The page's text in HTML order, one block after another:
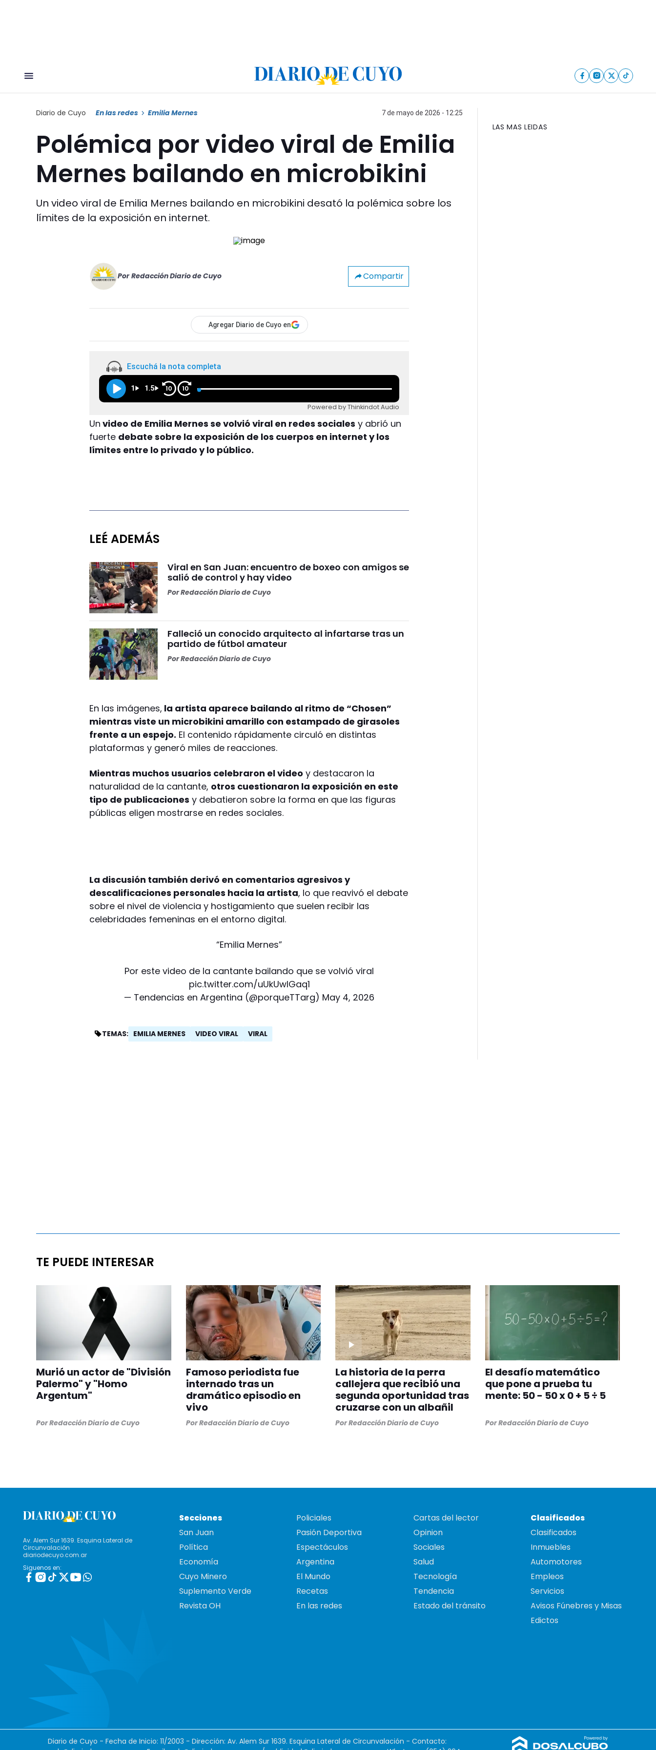
Diario de Cuyo En las redes Emilia Mernes 7 de mayo de 2026 - 12:25
Polémica por video viral de Emilia
Mernes bailando en microbikini
Un video viral de Emilia Mernes bailando en microbikini desató la polémica sobre los
límites de la exposición en internet.
Por Redacción Diario de Cuyo Compartir
Agregar Diario de Cuyo en
Escuchá la nota completa
1 1.5 10 10
Powered by Thinkindot Audio
Un video de Emilia Mernes se volvió viral en redes sociales y abrió un
fuerte debate sobre la exposición de los cuerpos en internet y los
límites entre lo privado y lo público.
LEÉ ADEMÁS
Viral en San Juan: encuentro de boxeo con amigos se
salió de control y hay video
PorRedacción Diario de Cuyo
Falleció un conocido arquitecto al infartarse tras un
partido de fútbol amateur
PorRedacción Diario de Cuyo
En las imágenes, la artista aparece bailando al ritmo de “Chosen”
mientras viste un microbikini amarillo con estampado de girasoles
frente a un espejo. El contenido rápidamente circuló en distintas
plataformas y generó miles de reacciones.
Mientras muchos usuarios celebraron el video y destacaron la
naturalidad de la cantante, otros cuestionaron la exposición en este
tipo de publicaciones y debatieron sobre la forma en que las figuras
públicas eligen mostrarse en redes sociales.
La discusión también derivó en comentarios agresivos y
descalificaciones personales hacia la artista, lo que reavivó el debate
sobre el nivel de violencia y hostigamiento que suelen recibir las
celebridades femeninas en el entorno digital.
“Emilia Mernes”
Por este video de la cantante bailando que se volvió viral
pic.twitter.com/uUkUwlGaq1
— Tendencias en Argentina (@porqueTTarg) May 4, 2026
TEMAS: EMILIA MERNES VIDEO VIRAL VIRAL
LAS MAS LEIDAS
TE PUEDE INTERESAR
Murió un actor de "División
Palermo" y "Homo
Argentum"
PorRedacción Diario de Cuyo
Famoso periodista fue
internado tras un
dramático episodio en
vivo
PorRedacción Diario de Cuyo
La historia de la perra
callejera que recibió una
segunda oportunidad tras
cruzarse con un albañil
PorRedacción Diario de Cuyo
El desafío matemático
que pone a prueba tu
mente: 50 - 50 x 0 + 5 ÷ 5
PorRedacción Diario de Cuyo
Av. Alem Sur 1639. Esquina Lateral de
Circunvalación
diariodecuyo.com.ar
Siguenos en:
Secciones
San Juan
Política
Economía
Cuyo Minero
Suplemento Verde
Revista OH
Policiales
Pasión Deportiva
Espectáculos
Argentina
El Mundo
Recetas
En las redes
Cartas del lector
Opinion
Sociales
Salud
Tecnología
Tendencia
Estado del tránsito
Clasificados
Clasificados
Inmuebles
Automotores
Empleos
Servicios
Avisos Fúnebres y Misas
Edictos
Diario de Cuyo - Fecha de Inicio: 11/2003 - Dirección: Av. Alem Sur 1639. Esquina Lateral de Circunvalación - Contacto: